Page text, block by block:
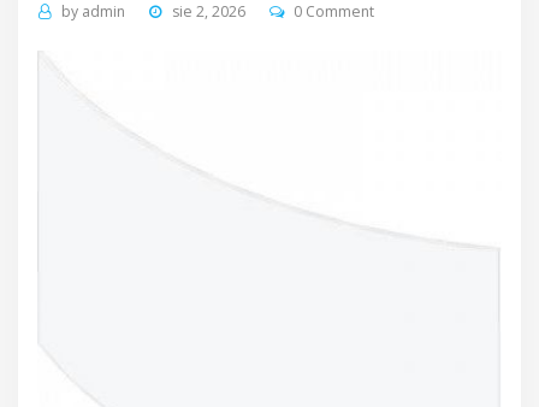
by admin sie 2, 2026 0 Comment